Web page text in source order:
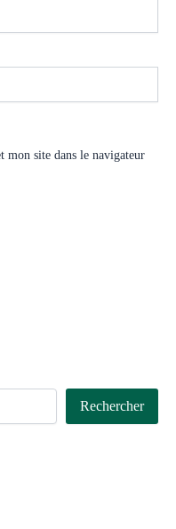
site dans le navigateur
Rechercher